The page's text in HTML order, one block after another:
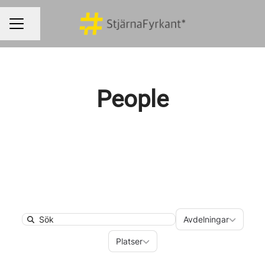
KARRIÄRMENY
Dela sidan
People
Search
Avdelningar
Avdelningar
Platser
Platser